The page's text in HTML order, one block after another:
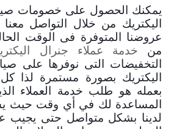
يمكنك الحصول على خصومات
اليكتريك من خلال التواصل
عروضنا المتوفرة فى الوقت
من خدمة عملاء جنرال
التخفيضات التى نوفرها على
اليكتريك بصورة مستمرة لذا
بعمله هو طلب خدمة العملاء
المساعدة لك في أي وقت حيث
لدينا بشكل متواصل حتى يجيب